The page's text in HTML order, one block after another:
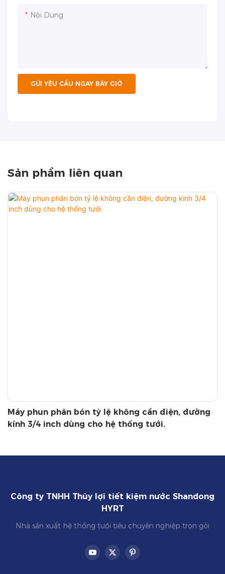
Nội Dung
GỬI YÊU CẦU NGAY BÂY GIỜ
Sản phẩm liên quan
Máy phun phân bón tỷ lệ không cần điện, đường
kính 3/4 inch dùng cho hệ thống tưới.
Công ty TNHH Thủy lợi tiết kiệm nước Shandong
HYRT
Nhà sản xuất hệ thống tưới tiêu chuyên nghiệp trọn gói